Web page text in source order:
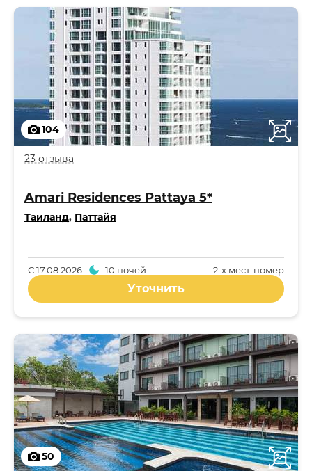
104
23 отзыва
Amari Residences Pattaya 5*
Таиланд, Паттайя
2-x мест. номер
С17.08.2026 10 ночей
Уточнить
50